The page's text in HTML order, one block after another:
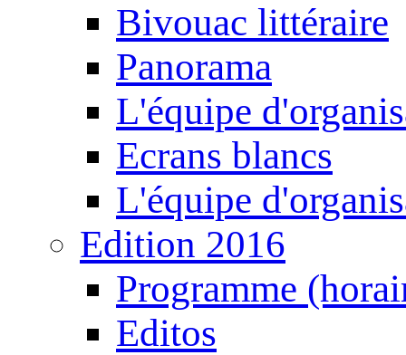
Bivouac littéraire
Panorama
L'équipe
Ecrans blancs
L'équipe
Edition 2016
Programme
Editos